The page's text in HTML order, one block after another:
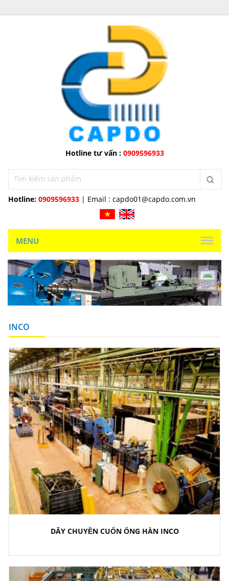
Hotline tư vấn : 0909596933
Hotline: 0909596933 | Email : capdo01@capdo.com.vn
MENU
INCO
DÂY CHUYỀN CUỐN ỐNG HÀN INCO